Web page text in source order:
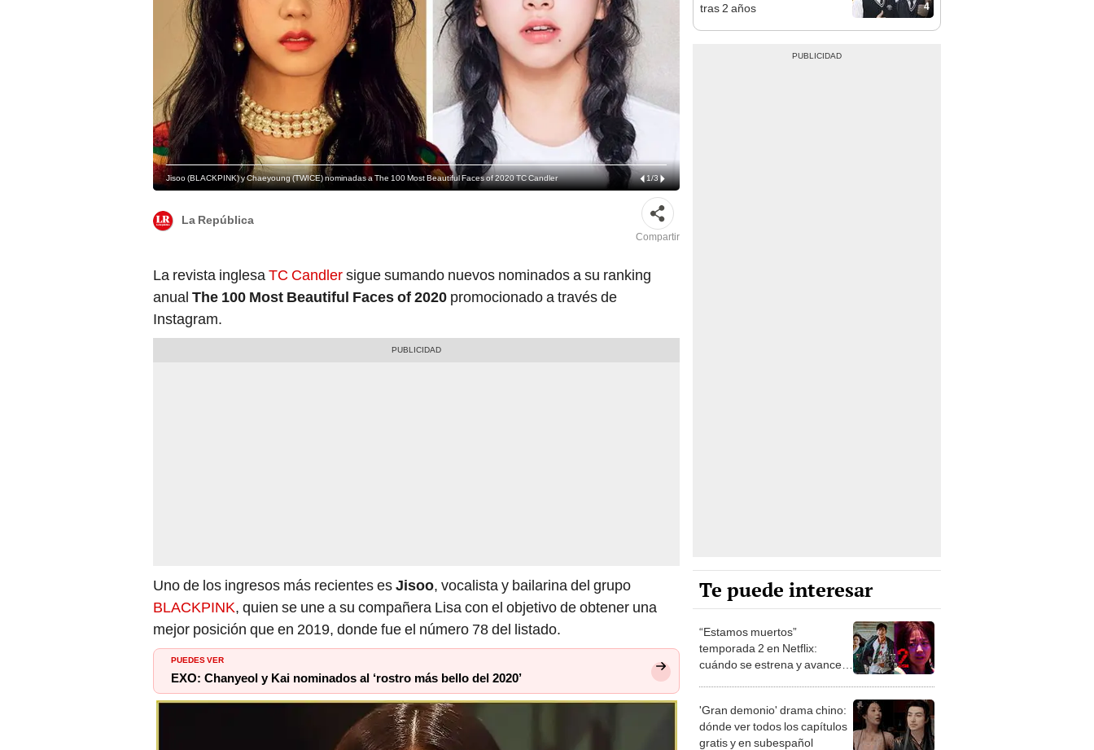
Jisoo (BLACKPINK) y Chaeyoung (TWICE) nominadas a The 100 Most Beautiful Faces of 2020 TC Candler 1/3
La República
Compartir
La revista inglesaTC Candlersigue sumando nuevos nominados a su ranking
anual The 100 Most Beautiful Faces of 2020 promocionado a través de
Instagram.
Uno de los ingresos más recientes esJisoo, vocalista y bailarina del grupo
BLACKPINK, quien se une a su compañera Lisa con el objetivo de obtener una
mejor posición que en 2019, donde fue el número 78 del listado.
PUEDES VER
EXO: Chanyeol y Kai nominados al ‘rostro más bello del 2020’
4
tras 2 años
Te puede interesar
“Estamos muertos”
temporada 2 en Netflix:
cuándo se estrena y avances
'Gran demonio' drama chino:
dónde ver todos los capítulos
gratis y en subespañol